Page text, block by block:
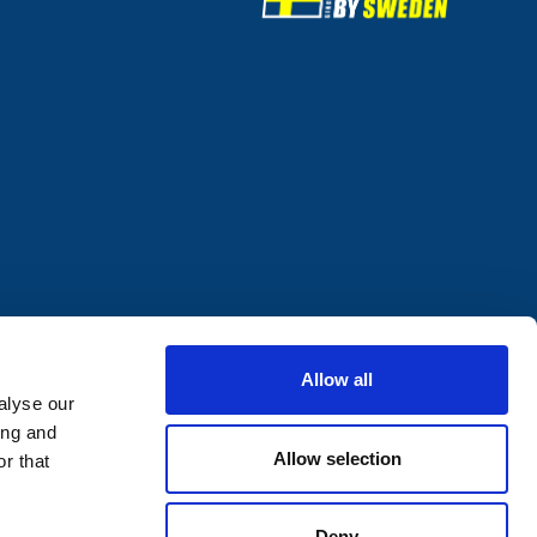
our
and
that
Allow all
Allow selection